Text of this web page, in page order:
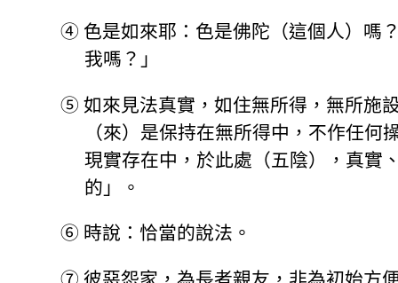
④ 色是如來耶：色是佛陀（這個人）嗎
我嗎？」
⑤ 如來見法真實，如住無所得，無所施
（來）是保持在無所得中，不作任
現實存在中，於此處（五陰），真實
的」。
⑥ 時說：恰當的說法。